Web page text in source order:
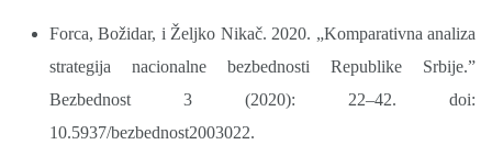
Forca, Božidar, i Željko Nikač. 2020. „Komparativna analiza
strategija nacionalne bezbednosti Republike Srbije.”
Bezbednost 3 (2020): 22–42. doi:
10.5937/bezbednost2003022.